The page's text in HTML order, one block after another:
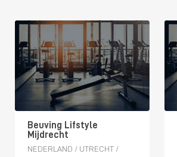
Beuving Lifstyle
Mijdrecht
NEDERLAND / UTRECHT /